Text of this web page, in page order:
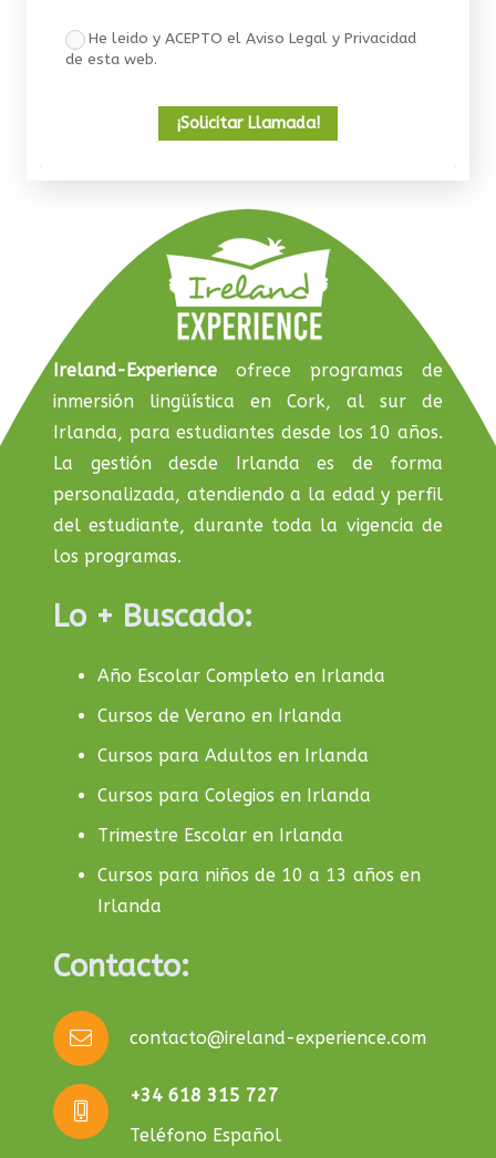
He leido y ACEPTO el Aviso Legal y Privacidad
de esta web.
¡Solicitar Llamada!
Ireland-Experience ofrece programas de
inmersión lingüística en Cork, al sur de
Irlanda, para estudiantes desde los 10 años.
La gestión desde Irlanda es de forma
personalizada, atendiendo a la edad y perfil
del estudiante, durante toda la vigencia de
los programas.
Lo + Buscado:
Año Escolar Completo en Irlanda
Cursos de Verano en Irlanda
Cursos para Adultos en Irlanda
Cursos para Colegios en Irlanda
Trimestre Escolar en Irlanda
Cursos para niños de 10 a 13 años en
Irlanda
Contacto:
contacto@ireland-experience.com
+34 618 315 727
Teléfono Español